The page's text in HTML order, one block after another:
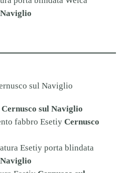
sul Naviglio
fabbro EsetiyCernusco
Esetiy porta blindata